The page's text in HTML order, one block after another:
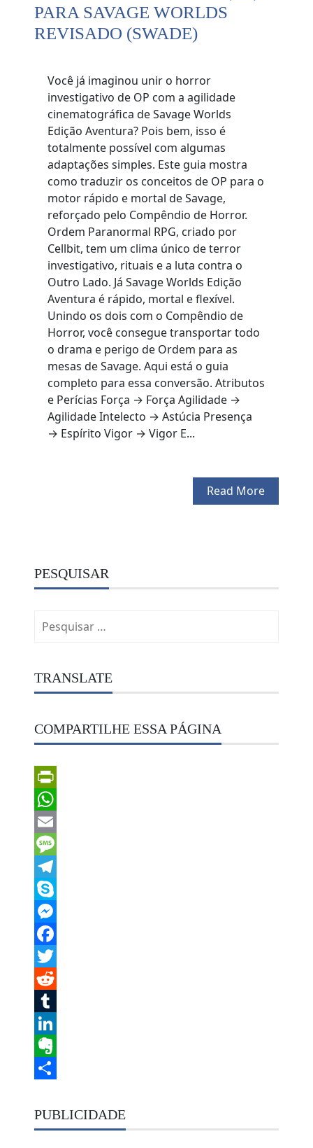
PARA SAVAGE WORLDS
REVISADO (SWADE)
Você já imaginou unir o horror
investigativo de OP com a agilidade
cinematográfica de Savage Worlds
Edição Aventura? Pois bem, isso é
totalmente possível com algumas
adaptações simples. Este guia mostra
como traduzir os conceitos de OP para o
motor rápido e mortal de Savage,
reforçado pelo Compêndio de Horror.
Ordem Paranormal RPG, criado por
Cellbit, tem um clima único de terror
investigativo, rituais e a luta contra o
Outro Lado. Já Savage Worlds Edição
Aventura é rápido, mortal e flexível.
Unindo os dois com o Compêndio de
Horror, você consegue transportar todo
o drama e perigo de Ordem para as
mesas de Savage. Aqui está o guia
completo para essa conversão. Atributos
e Perícias Força → Força Agilidade →
Agilidade Intelecto → Astúcia Presença
→ Espírito Vigor → Vigor E...
Read More
PESQUISAR
por:
TRANSLATE
COMPARTILHE ESSA PÁGINA
PrintFriendly
WhatsApp
Email
Message
Telegram
Skype
Messenger
Facebook
Twitter
Reddit
Tumblr
LinkedIn
Evernote
PUBLICIDADE